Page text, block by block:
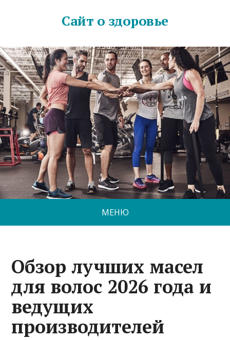
Сайт о здоровье
МЕНЮ
Обзор лучших масел
для волос 2026 года и
ведущих
производителей